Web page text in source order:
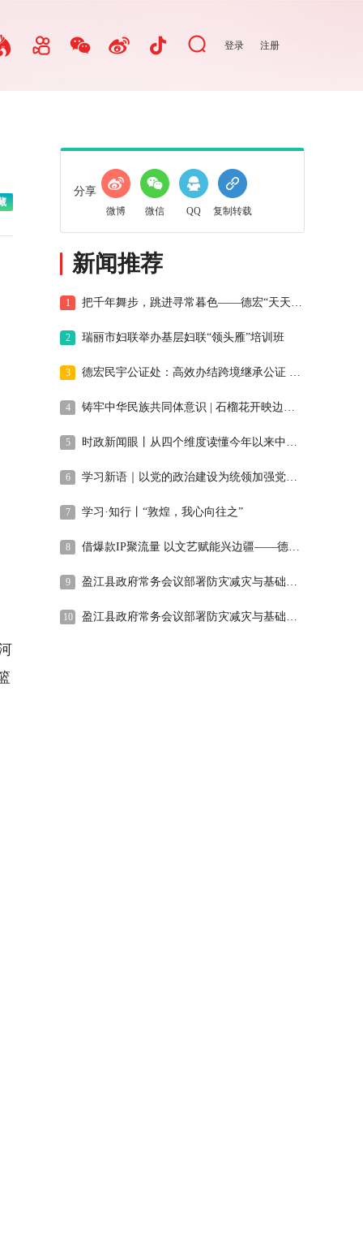
登录 注册
分享
微博 微信 QQ 复制转载
新闻推荐
1 把千年舞步，跳进寻常暮色——德宏“天天目瑙纵歌”纪事
2 瑞丽市妇联举办基层妇联“领头雁”培训班
3 德宏民宇公证处：高效办结跨境继承公证 司法温度暖侨心
4 铸牢中华民族共同体意识 | 石榴花开映边关 委员宣讲固同心——德宏州政协“石榴红”宣讲团工作纪实
5 时政新闻眼丨从四个维度读懂今年以来中国元首外交
6 学习新语｜以党的政治建设为统领加强党的各方面建设
7 学习·知行丨“敦煌，我心向往之”
8 借爆款IP聚流量 以文艺赋能兴边疆——德宏州文联2026年上半年文艺工作回眸
9 盈江县政府常务会议部署防灾减灾与基础教育工作
10 盈江县政府常务会议部署防灾减灾与基础教育工作